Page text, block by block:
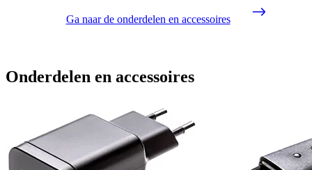
Ga naar de onderdelen en accessoires
Onderdelen en accessoires